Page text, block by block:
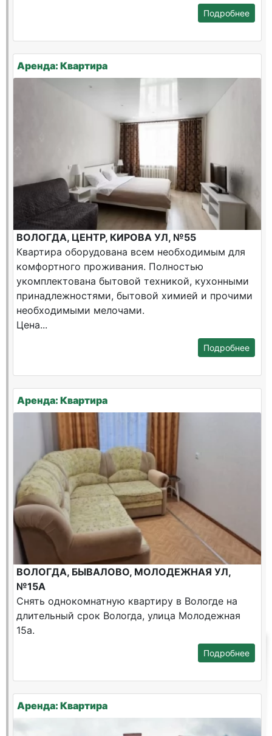
Подробнее
Аренда: Квартира
ВОЛОГДА, ЦЕНТР, КИРОВА УЛ, №55
Квартира оборудована всем необходимым для
комфортного проживания. Полностью
укомплектована бытовой техникой, кухонными
принадлежностями, бытовой химией и прочими
необходимыми мелочами.
Цена...
Подробнее
Аренда: Квартира
ВОЛОГДА, БЫВАЛОВО, МОЛОДЕЖНАЯ УЛ,
№15А
Снять однокомнатную квартиру в Вологде на
длительный срок Вологда, улица Молодежная
15а.
Подробнее
Аренда: Квартира